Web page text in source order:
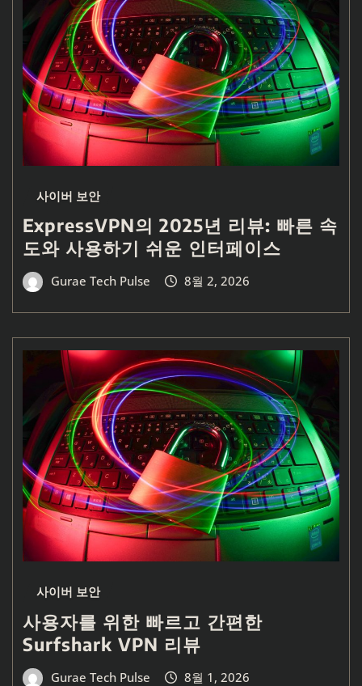
사이버 보안
ExpressVPN의 2025년 리뷰: 빠른 속
도와 사용하기 쉬운 인터페이스
Gurae Tech Pulse 8월 2, 2026
사이버 보안
사용자를 위한 빠르고 간편한
Surfshark VPN 리뷰
Gurae Tech Pulse 8월 1, 2026